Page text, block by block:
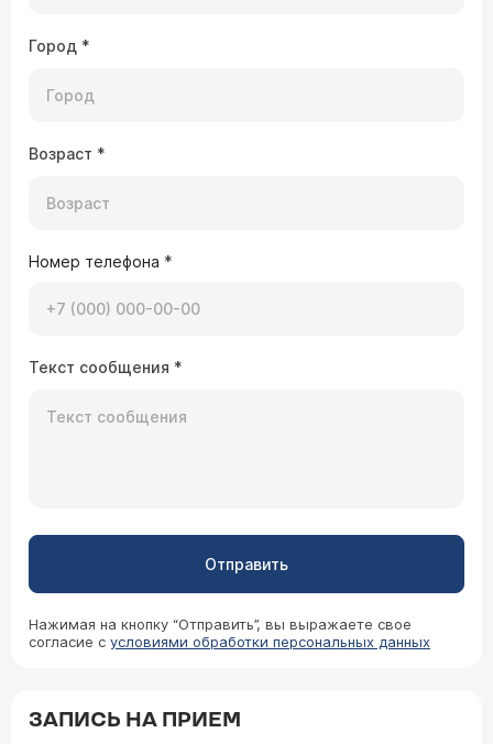
Город *
Возраст *
Номер телефона *
Текст сообщения *
Отправить
Нажимая на кнопку “Отправить”, вы выражаете свое
согласие с условиями обработки персональных данных
ЗАПИСЬ НА ПРИЕМ